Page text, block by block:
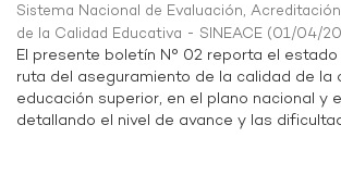
Sistema Nacional de Evaluación,
de la Calidad Educativa - SINEACE (01/04/
El presente boletín N° 02 reporta el
ruta del aseguramiento de la calidad de la
educación superior, en el plano nacional y
detallando el nivel de avance y las